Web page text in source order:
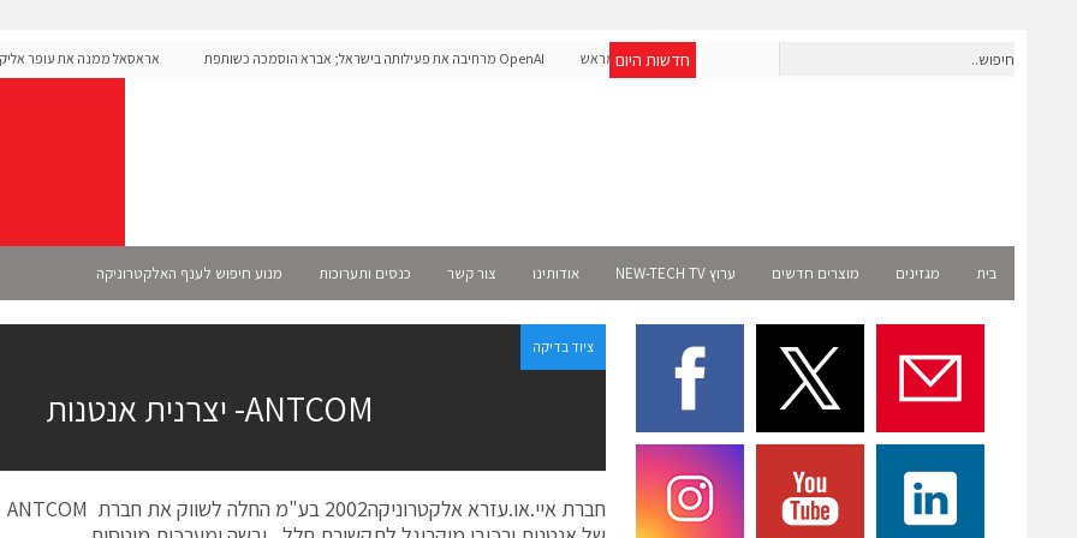
חדשות היום
חברת IAIG גייסה 6 מיליון דולר להקמת חברות תוכנה שנבנו מראש
OpenAI מרחיבה את פעילותה בישראל; אברא הוסמכה כשותפת
אראסאל ממנה את עופר
בית מגזינים מוצרים חדשים ערוץ NEW-TECH TV אודותינו צור קשר כנסים ותערוכות מנוע חיפוש לענף האלקטרוניקה
ציוד בדיקה
ANTCOM- יצרנית אנטנות